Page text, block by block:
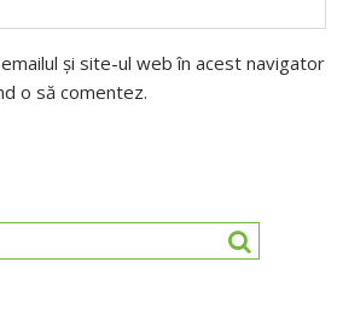
și site-ul web în acest navigator
o să comentez.